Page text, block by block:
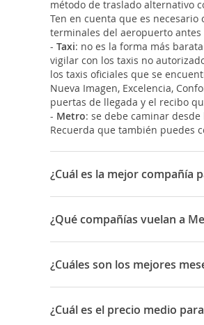
método de traslado alternativo
Ten en cuenta que es
terminales del aeropuerto
- Taxi: no es la forma más
vigilar con los taxis no
los taxis oficiales que se
Nueva Imagen, Excelencia,
puertas de llegada y el recibo
- Metro: se debe caminar
Recuerda que también puedes
¿Cuál es la mejor compañía
Las mejores compañías para
¿Qué compañías vuelan a
Las compañías que vuelan a
¿Cuáles son los mejores
Los mejores meses para viajar
¿Cuál es el precio medio